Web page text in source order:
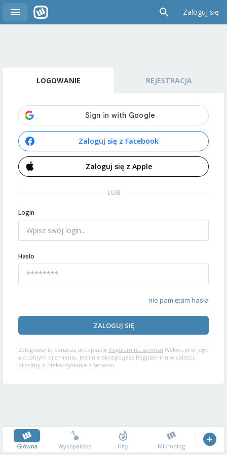
Zaloguj się
LOGOWANIE REJESTRACJA
Zaloguj się z Facebook
Zaloguj się z Apple
LUB
Login
Hasło
nie pamiętam hasła
ZALOGUJ SIĘ
Zalogowanie oznacza akceptację Regulaminu serwisu Wykop.pl w jego
aktualnym brzmieniu. Jeśli nie akceptujesz Regulaminu w całości,
prosimy o niekorzystanie z serwisu.
Główna Wykopalisko Hity Mikroblog